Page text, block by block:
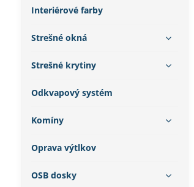
Interiérové farby
Strešné okná
Strešné krytiny
Odkvapový systém
Komíny
Oprava výtlkov
OSB dosky